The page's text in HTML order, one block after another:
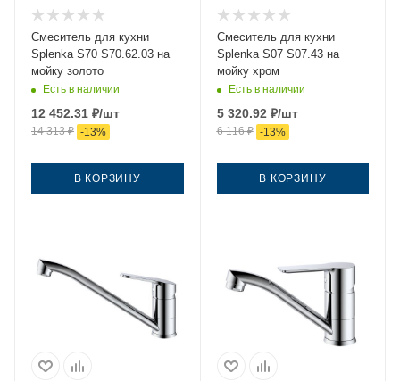
Смеситель для кухни
Splenka S70 S70.62.03 на
мойку золото
Есть в наличии
12 452.31 ₽/шт
14 313₽ -13%
В КОРЗИНУ
Смеситель для кухни
Splenka S07 S07.43 на
мойку хром
Есть в наличии
5 320.92 ₽/шт
6 116₽ -13%
В КОРЗИНУ